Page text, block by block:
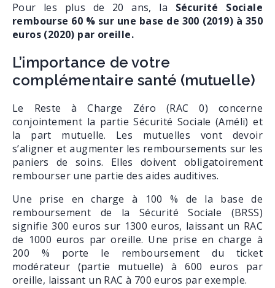
Pour les plus de 20 ans, la Sécurité Sociale
rembourse 60 % sur une base de 300 (2019) à 350
euros (2020) par oreille.
L’importance de votre
complémentaire santé (mutuelle)
Le Reste à Charge Zéro (RAC 0) concerne
conjointement la partie Sécurité Sociale (Améli) et
la part mutuelle. Les mutuelles vont devoir
s’aligner et augmenter les remboursements sur les
paniers de soins. Elles doivent obligatoirement
rembourser une partie des aides auditives.
Une prise en charge à 100 % de la base de
remboursement de la Sécurité Sociale (BRSS)
signifie 300 euros sur 1300 euros, laissant un RAC
de 1000 euros par oreille. Une prise en charge à
200 % porte le remboursement du ticket
modérateur (partie mutuelle) à 600 euros par
oreille, laissant un RAC à 700 euros par exemple.